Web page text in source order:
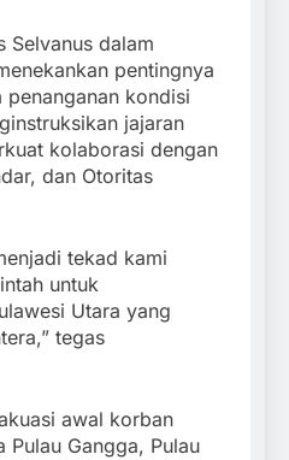
Selvanus dalam
pentingnya
kondisi
jajaran
kolaborasi dengan
dan Otoritas
tekad kami
untuk
Utara yang
tegas
awal korban
Gangga, Pulau